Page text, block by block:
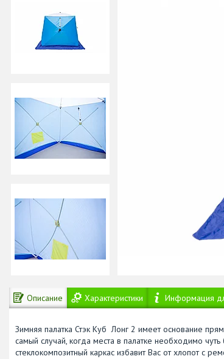
Описание Характеристики Информация
Зимняя палатка Стэк Куб Лонг 2 имеет основание
самый случай, когда места в палатке необходимо
стеклокомпозитный каркас избавит Вас от хлопот с